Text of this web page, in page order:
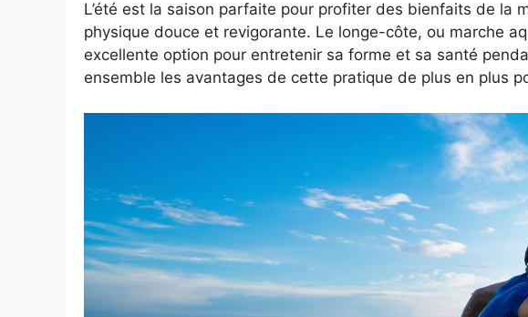
L’été est la saison parfaite pour profiter des bienfaits de la
physique douce et revigorante. Le longe-côte, ou marche
excellente option pour entretenir sa forme et sa santé
ensemble les avantages de cette pratique de plus en plus